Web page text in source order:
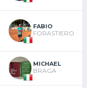
FABIO
FORASTIERO
MICHAEL
BRAGA